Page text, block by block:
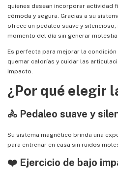
quienes desean incorporar actividad
cómoda y segura. Gracias a su
ofrece un pedaleo suave y
momento del día sin generar
Es perfecta para mejorar la
quemar calorías y cuidar las
impacto.
¿Por qué elegir
🚴 Pedaleo suave y
Su sistema magnético brinda una
para entrenar en casa sin ruidos
❤️ Ejercicio de bajo